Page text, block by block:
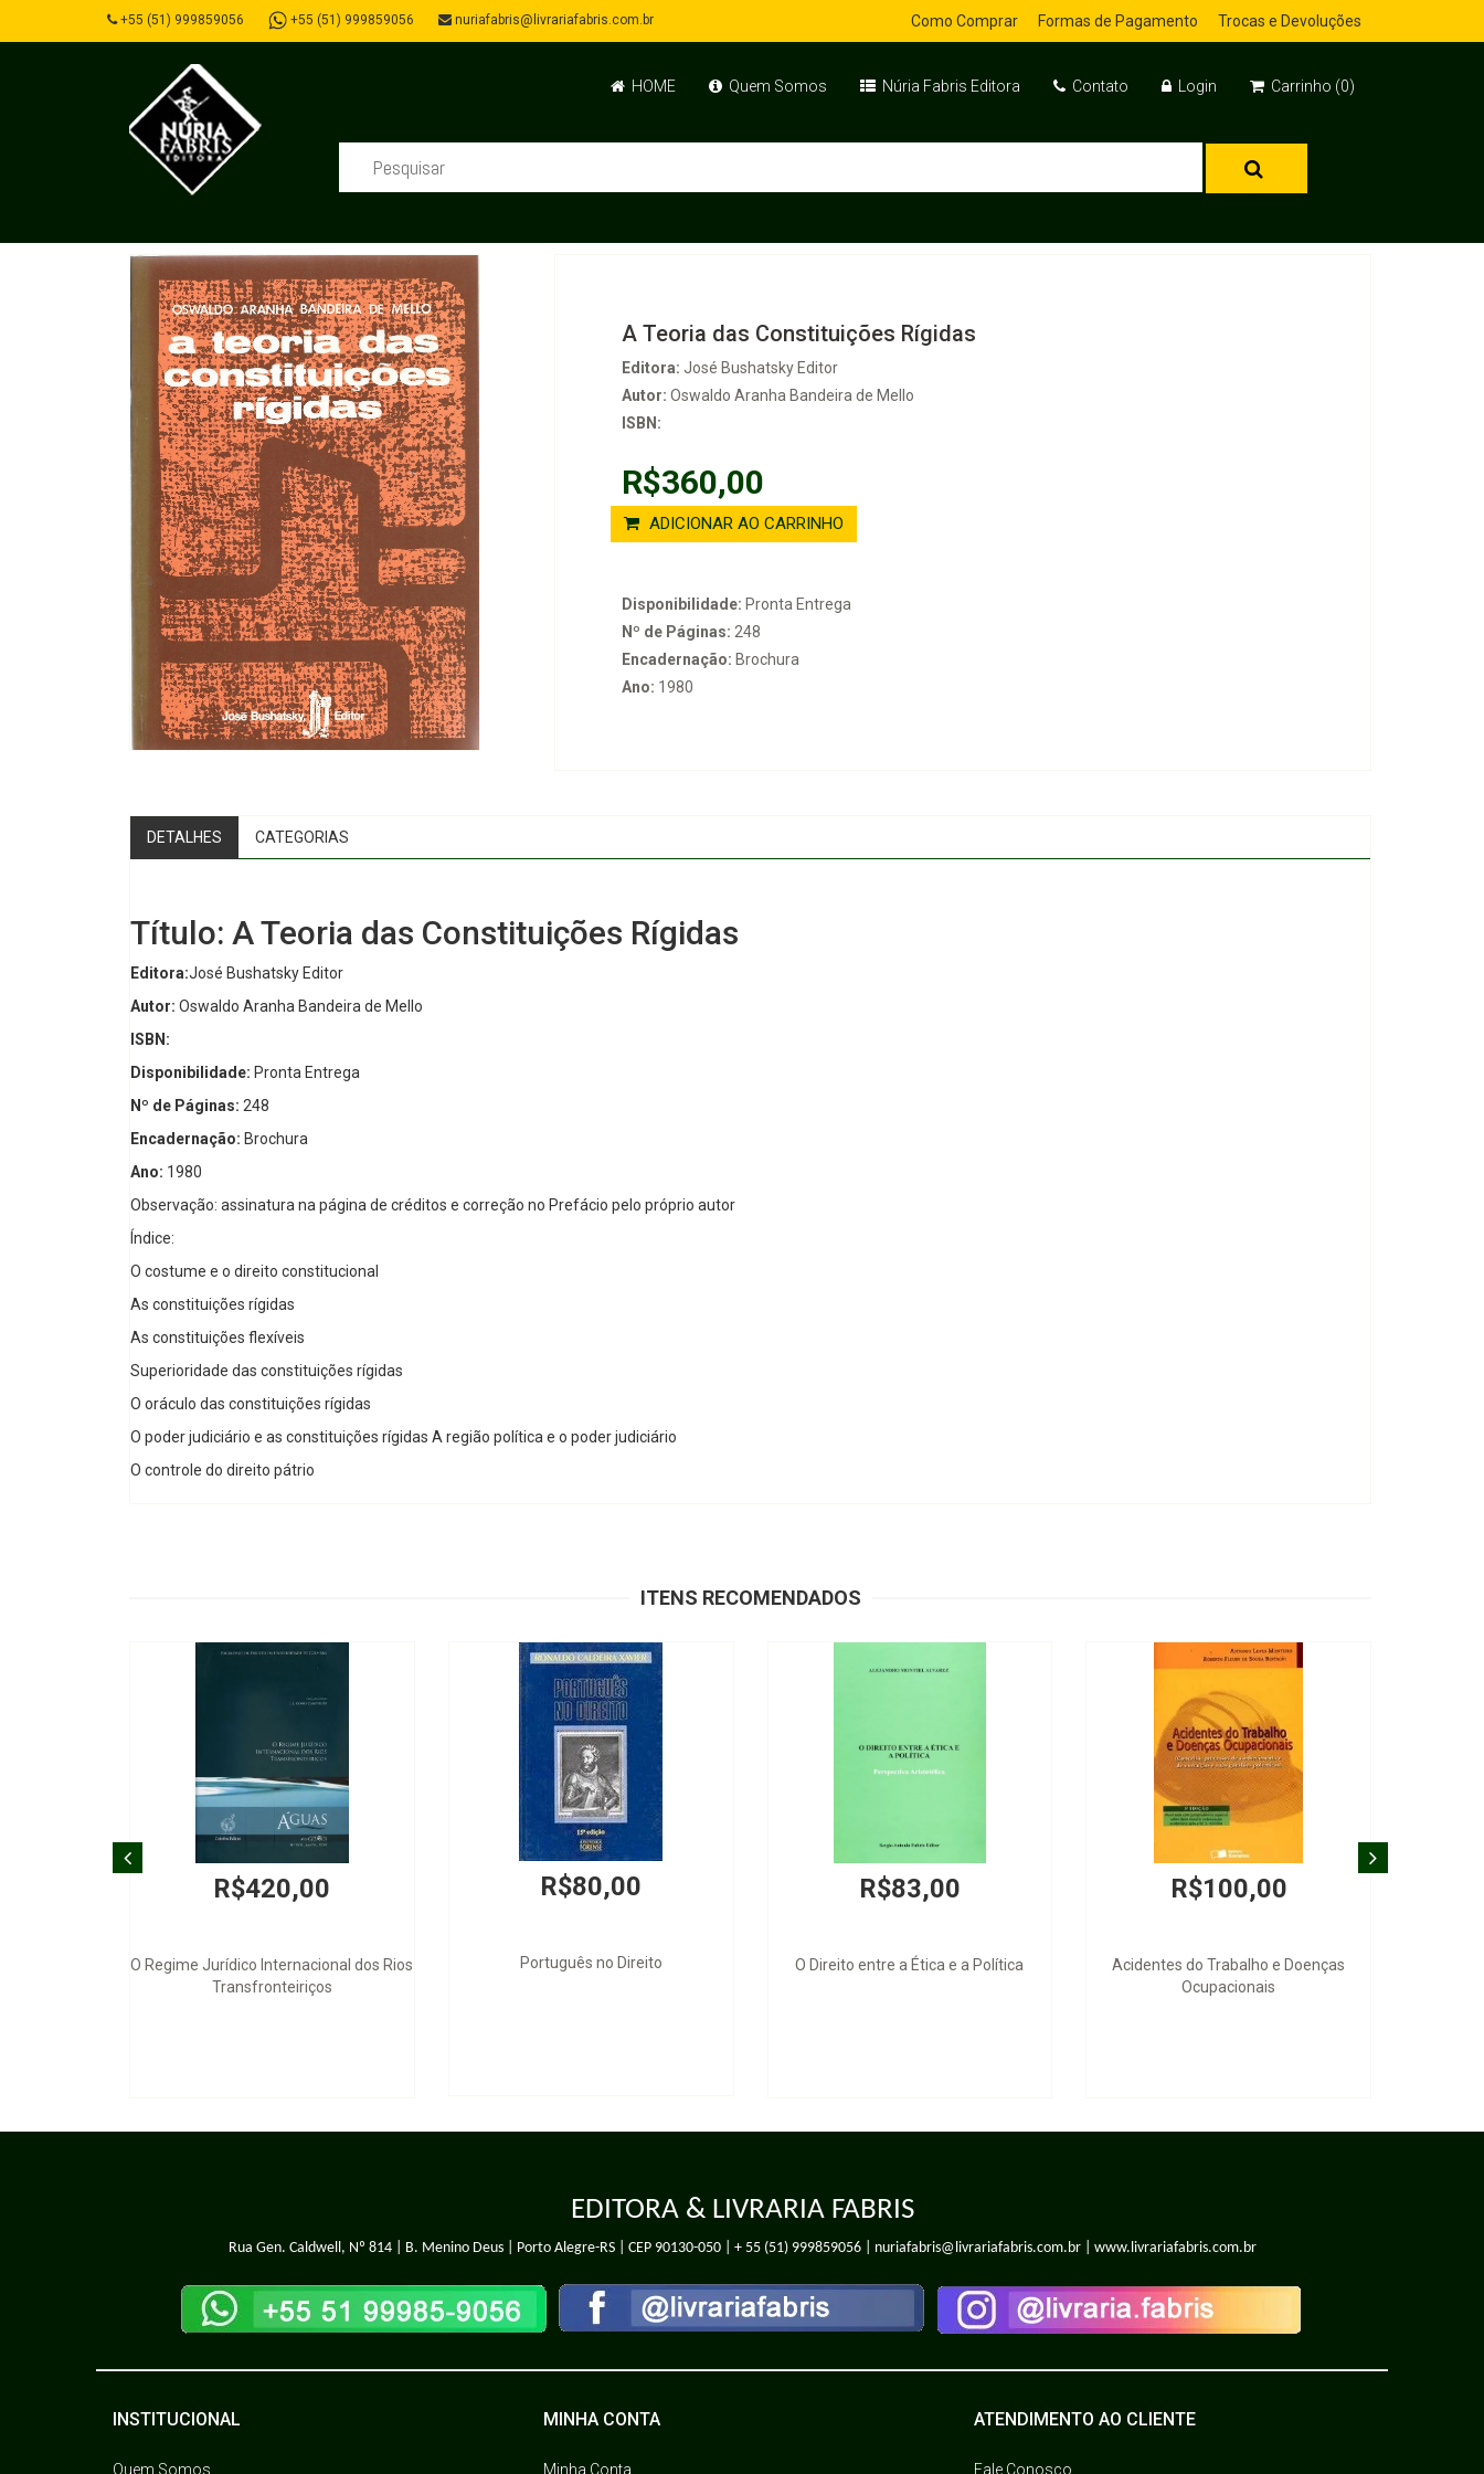
+55 (51) 999859056 +55 (51) 999859056 nuriafabris@livrariafabris.com.br Como Comprar Formas de Pagamento Trocas e Devoluções
HOME Quem Somos Núria Fabris Editora Contato Login Carrinho (0)
A Teoria das Constituições Rígidas
Editora: José Bushatsky Editor
Autor: Oswaldo Aranha Bandeira de Mello
ISBN:
R$360,00
ADICIONAR AO CARRINHO
Disponibilidade: Pronta Entrega
Nº de Páginas: 248
Encadernação: Brochura
Ano: 1980
DETALHES CATEGORIAS
Título: A Teoria das Constituições Rígidas
Editora:José Bushatsky Editor
Autor: Oswaldo Aranha Bandeira de Mello
ISBN:
Disponibilidade: Pronta Entrega
Nº de Páginas: 248
Encadernação: Brochura
Ano: 1980
Observação: assinatura na página de créditos e correção no Prefácio pelo próprio autor
Índice:
O costume e o direito constitucional
As constituições rígidas
As constituições flexíveis
Superioridade das constituições rígidas
O oráculo das constituições rígidas
O poder judiciário e as constituições rígidas A região política e o poder judiciário
O controle do direito pátrio
ITENS RECOMENDADOS
R$420,00
O Regime Jurídico Internacional dos Rios
Transfronteiriços
R$80,00
Português no Direito
R$83,00
O Direito entre a Ética e a Política
R$100,00
Acidentes do Trabalho e Doenças
Ocupacionais
EDITORA & LIVRARIA FABRIS
Rua Gen. Caldwell, Nº 814 | B. Menino Deus | Porto Alegre-RS | CEP 90130-050 | + 55 (51) 999859056| nuriafabris@livrariafabris.com.br | www.livrariafabris.com.br
INSTITUCIONAL
Quem Somos
MINHA CONTA
Minha Conta
ATENDIMENTO AO CLIENTE
Fale Conosco